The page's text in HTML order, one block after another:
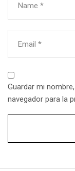
Name *
Email *
Guardar mi
navegador para la